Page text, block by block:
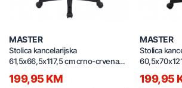
MASTER
Stolica kancelarijska
61,5x66,5x117,5 cm crno-crvena
199,95 KM
MASTER
Stolica
199,95